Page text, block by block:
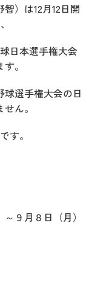
）は12月12日開
日本選手権大会
。
選手権大会の日
ん。
す。
９月８日（月）